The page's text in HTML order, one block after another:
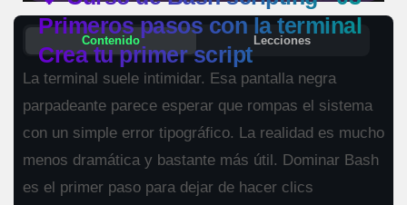
Primeros pasos con la terminal
Crea tu primer script
Contenido Lecciones
La terminal suele intimidar. Esa pantalla negra
parpadeante parece esperar que rompas el sistema
con un simple error tipográfico. La realidad es mucho
menos dramática y bastante más útil. Dominar Bash
es el primer paso para dejar de hacer clics